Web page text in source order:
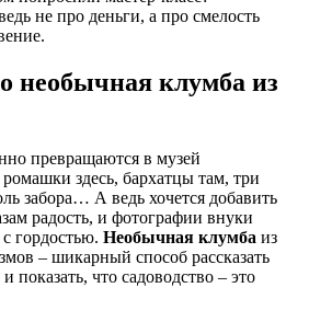
не про деньги, а про смелость
необычная клумба из
превращаются в музей
здесь, бархатцы там, три
забора… А ведь хочется добавить
радость, и фотографии внуки
гордостью. Необычная клумба из
– шикарный способ рассказать
показать, что садоводство – это